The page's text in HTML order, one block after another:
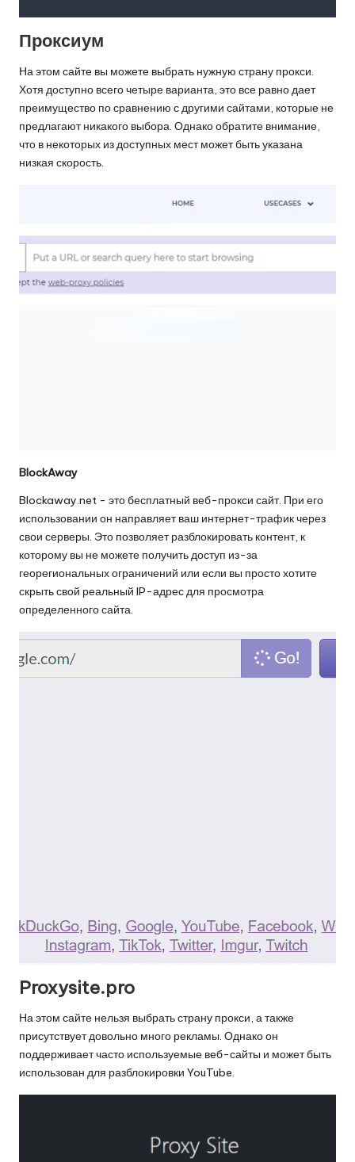
Проксиум
На этом сайте вы можете выбрать нужную страну прокси.
Хотя доступно всего четыре варианта, это все равно дает
преимущество по сравнению с другими сайтами, которые не
предлагают никакого выбора. Однако обратите внимание,
что в некоторых из доступных мест может быть указана
низкая скорость.
BlockAway
Blockaway.net - этобесплатный веб-прокси сайт. При его
использовании он направляет ваш интернет-трафик через
свои серверы. Это позволяет разблокировать контент, к
которому вы не можете получить доступ из-за
георегиональных ограничений или если вы просто хотите
скрыть свой реальный IP-адрес для просмотра
определенного сайта.
Proxysite.pro
На этом сайте нельзя выбрать страну прокси, а также
присутствует довольно много рекламы. Однако он
поддерживает часто используемые веб-сайты и может быть
использован для разблокировки YouTube.